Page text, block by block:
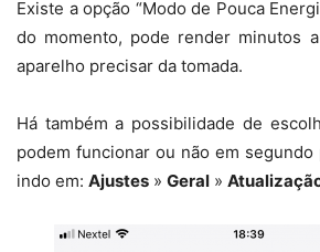
Existe a opção “Modo de Pouca
do momento, pode render minutos
aparelho precisar da tomada.
Há também a possibilidade de
podem funcionar ou não em
indo em: Ajustes » Geral »